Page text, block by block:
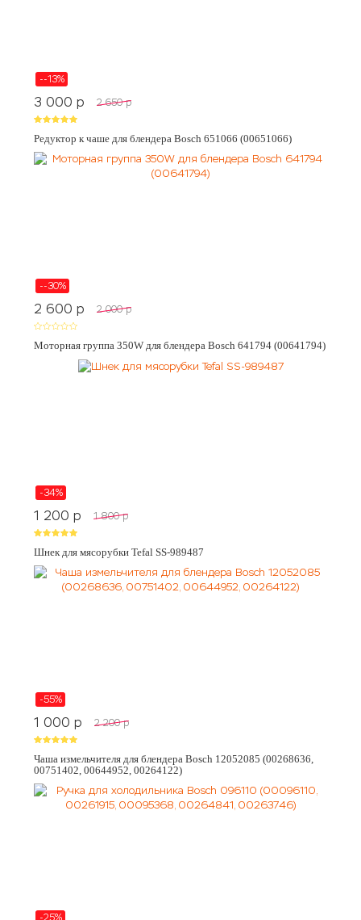
--13%
3 000 p 2 650 p
Редуктор к чаше для блендера Bosch 651066 (00651066)
--30%
2 600 p 2 000 p
Моторная группа 350W для блендера Bosch 641794 (00641794)
-34%
1 200 p 1 800 p
Шнек для мясорубки Tefal SS-989487
-55%
1 000 p 2 200 p
Чаша измельчителя для блендера Bosch 12052085 (00268636,
00751402, 00644952, 00264122)